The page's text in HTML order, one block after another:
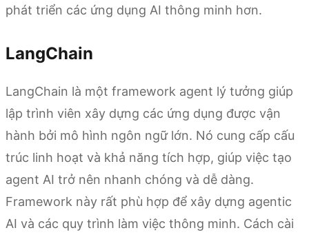
phát triển các ứng dụng AI thông minh hơn.
LangChain
LangChain là một framework agent lý tưởng giúp
lập trình viên xây dựng các ứng dụng được vận
hành bởi mô hình ngôn ngữ lớn. Nó cung cấp cấu
trúc linh hoạt và khả năng tích hợp, giúp việc tạo
agent AI trở nên nhanh chóng và dễ dàng.
Framework này rất phù hợp để xây dựng agentic
AI và các quy trình làm việc thông minh. Cách cài